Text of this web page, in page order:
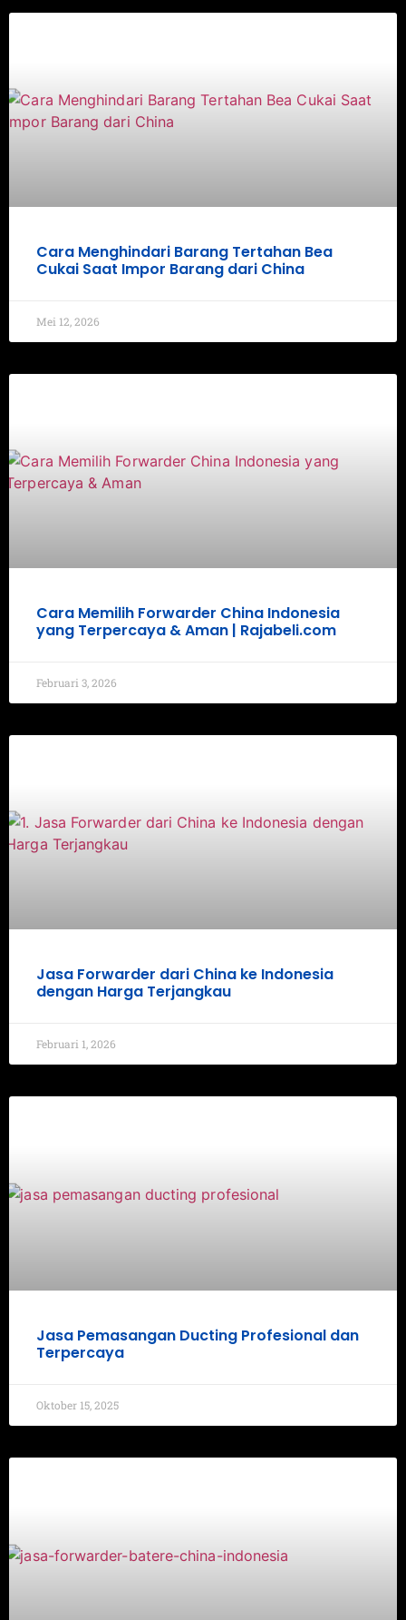
Cara Menghindari Barang Tertahan Bea
Cukai Saat Impor Barang dari China
Mei 12, 2026
Cara Memilih Forwarder China Indonesia
yang Terpercaya & Aman | Rajabeli.com
Februari 3, 2026
Jasa Forwarder dari China ke Indonesia
dengan Harga Terjangkau
Februari 1, 2026
Jasa Pemasangan Ducting Profesional dan
Terpercaya
Oktober 15, 2025